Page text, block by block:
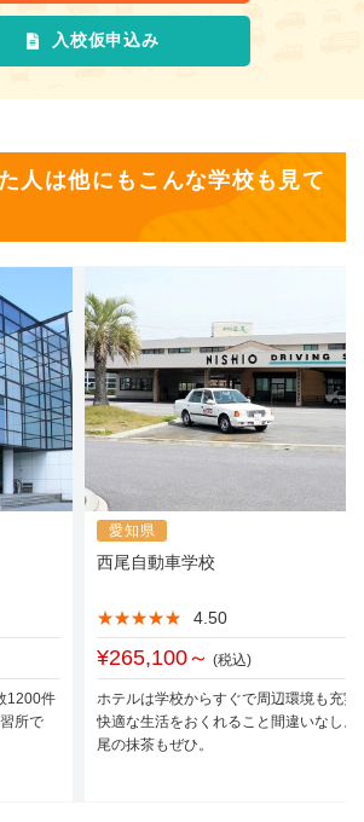
入校仮申込み
人は他にもこんな学校も見て
1200件
所で
愛知県
西尾自動車学校
★★★★★
★★★★★ 4.50
¥265,100～ (税込)
ホテルは学校からすぐで周辺環境も充実
快適な生活をおくれること間違いなし。
尾の抹茶もぜひ。